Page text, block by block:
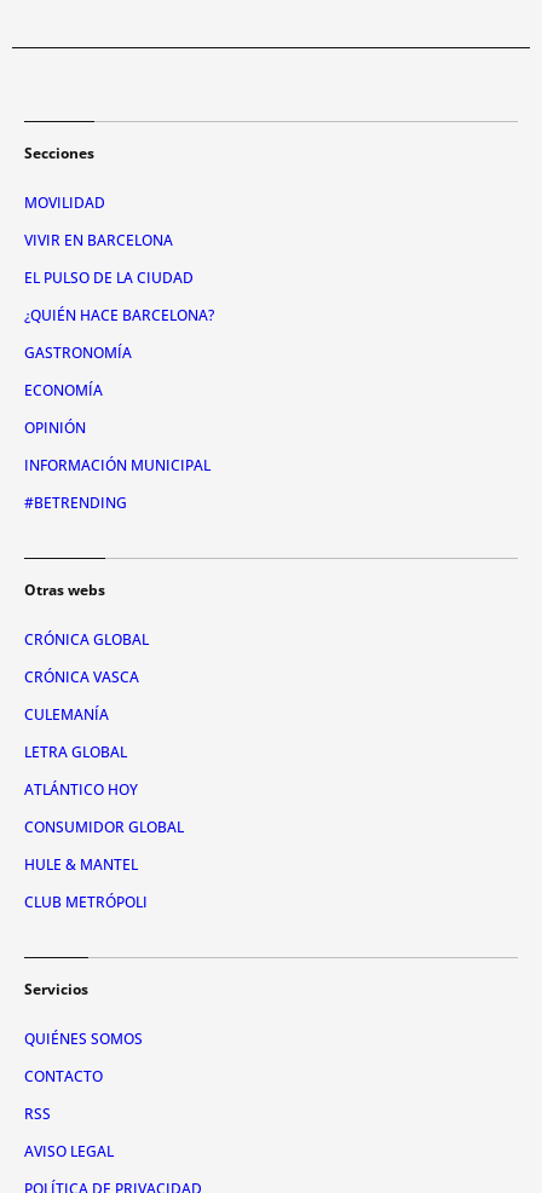
Secciones
MOVILIDAD
VIVIR EN BARCELONA
EL PULSO DE LA CIUDAD
¿QUIÉN HACE BARCELONA?
GASTRONOMÍA
ECONOMÍA
OPINIÓN
INFORMACIÓN MUNICIPAL
#BETRENDING
Otras webs
CRÓNICA GLOBAL
CRÓNICA VASCA
CULEMANÍA
LETRA GLOBAL
ATLÁNTICO HOY
CONSUMIDOR GLOBAL
HULE & MANTEL
CLUB METRÓPOLI
Servicios
QUIÉNES SOMOS
CONTACTO
RSS
AVISO LEGAL
POLÍTICA DE PRIVACIDAD